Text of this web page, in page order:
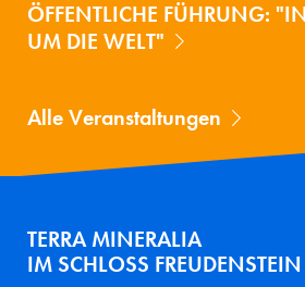
ÖFFENTLICHE FÜHRUNG:
UM DIE WELT"
Alle Veranstaltungen
TERRA MINERALIA
IM SCHLOSS FREUDENSTEIN